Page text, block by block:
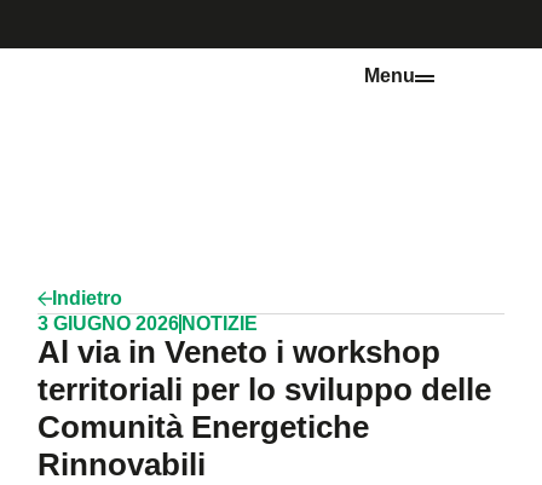
Menu
Indietro
3 GIUGNO 2026 NOTIZIE
Al via in Veneto i workshop
territoriali per lo sviluppo delle
Comunità Energetiche
Rinnovabili